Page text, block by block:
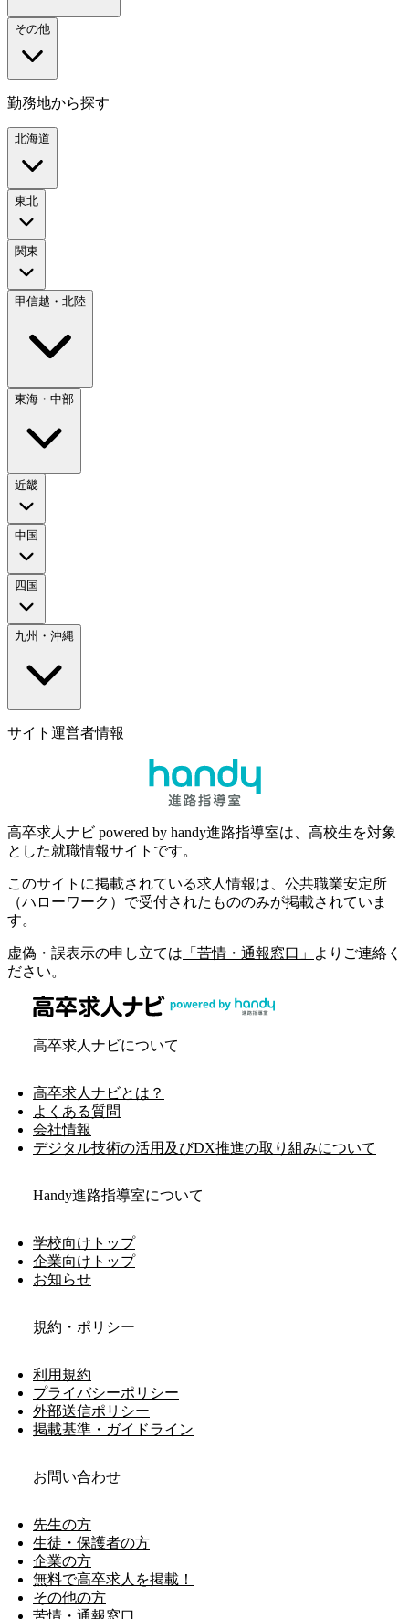
その他
勤務地から探す
北海道
東北
関東
甲信越・北陸
東海・中部
近畿
中国
四国
九州・沖縄
サイト運営者情報
高卒求人ナビ powered by handy進路指導室は、高校生を対象
とした就職情報サイトです。
このサイトに掲載されている求人情報は、公共職業安定所
（ハローワーク）で受付されたもののみが掲載されていま
す。
虚偽・誤表示の申し立ては 「苦情・通報窓口」
よりご連絡く
ださい。
高卒求人ナビについて
高卒求人ナビとは？
よくある質問
会社情報
デジタル技術の活用及びDX推進の取り組みについて
Handy進路指導室について
学校向けトップ
企業向けトップ
お知らせ
規約・ポリシー
利用規約
プライバシーポリシー
外部送信ポリシー
掲載基準・ガイドライン
お問い合わせ
先生の方
生徒・保護者の方
企業の方
無料で高卒求人を掲載！
その他の方
苦情・通報窓口